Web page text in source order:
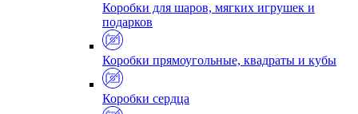
Коробки для шаров, мягких игрушек и
подарков
Коробки прямоугольные, квадраты и кубы
Коробки сердца